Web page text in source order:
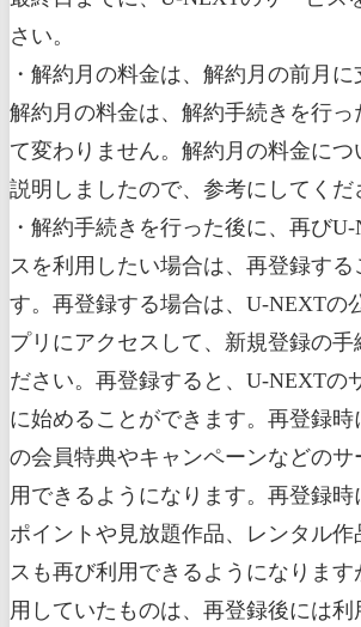
さい。
・解約月の料金は、解約月の前月に
解約月の料金は、解約手続きを行っ
て変わりません。解約月の料金に
説明しましたので、参考にしてくだ
・解約手続きを行った後に、再び
スを利用したい場合は、再登録する
す。再登録する場合は、U-NEXTの
プリにアクセスして、新規登録の手
ださい。再登録すると、U-NEXTの
に始めることができます。再登録
の会員特典やキャンペーンなどのサ
用できるようになります。再登録
ポイントや見放題作品、レンタル
スも再び利用できるようになります
用していたものは、再登録後には利